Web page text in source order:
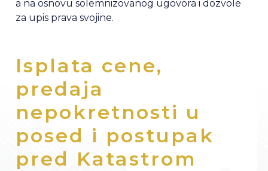
a na osnovu solemnizovanog ugovora i dozvole
za upis prava svojine.
Isplata cene,
predaja
nepokretnosti u
posed i postupak
pred Katastrom